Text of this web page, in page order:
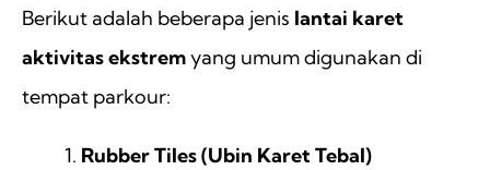
Berikut adalah beberapa jenis lantai karet
aktivitas ekstremyang umum digunakan di
tempat parkour:
Rubber Tiles (Ubin Karet Tebal)